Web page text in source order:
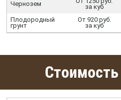
Чернозем
за куб
Плодородный
грунт
От 920 руб.
за куб